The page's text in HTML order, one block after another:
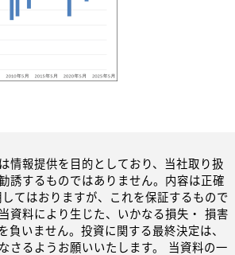
情報提供を目的としており、当社取り扱
誘するものではありません。内容は正確
てはおりますが、これを保証するもので
資料により生じた、いかなる損失・ 損害
負いません。投資に関する最終決定は、
さるようお願いいたします。 当資料の一